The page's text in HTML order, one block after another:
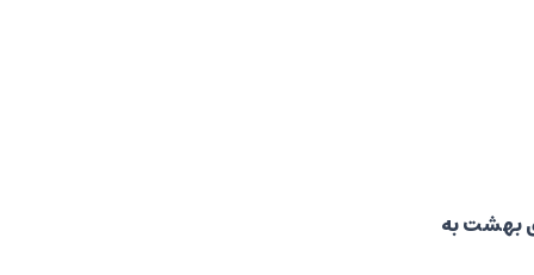
بهشت به